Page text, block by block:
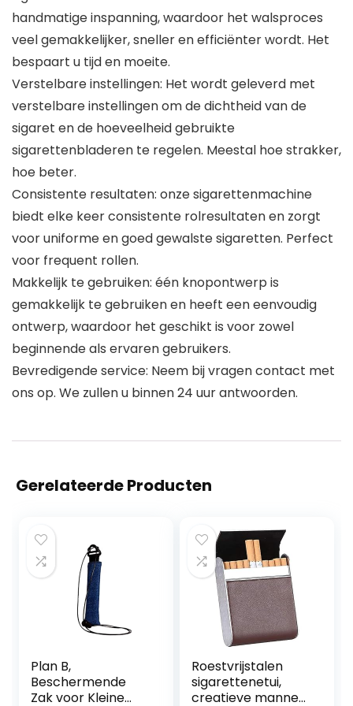
handmatige inspanning, waardoor het walsproces
veel gemakkelijker, sneller en efficiënter wordt. Het
bespaart u tijd en moeite.
Verstelbare instellingen: Het wordt geleverd met
verstelbare instellingen om de dichtheid van de
sigaret en de hoeveelheid gebruikte
sigarettenbladeren te regelen. Meestal hoe strakker,
hoe beter.
Consistente resultaten: onze sigarettenmachine
biedt elke keer consistente rolresultaten en zorgt
voor uniforme en goed gewalste sigaretten. Perfect
voor frequent rollen.
Makkelijk te gebruiken: één knopontwerp is
gemakkelijk te gebruiken en heeft een eenvoudig
ontwerp, waardoor het geschikt is voor zowel
beginnende als ervaren gebruikers.
Bevredigende service: Neem bij vragen contact met
ons op. We zullen u binnen 24 uur antwoorden.
Gerelateerde Producten
Plan B,
Beschermende
Zak voor Kleine
Roestvrijstalen
sigarettenetui,
creatieve mannen